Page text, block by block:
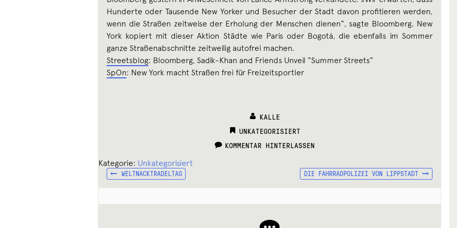
Hunderte oder Tausende New Yorker und Besucher der Stadt davon profitieren werden,
wenn die Straßen zeitweise der Erholung der Menschen dienen“, sagte Bloomberg. New
York kopiert mit dieser Aktion Städte wie Paris oder Bogotá, die ebenfalls im Sommer
ganze Straßenabschnitte zeitweilig autofrei machen.
Streetsblog: Bloomberg, Sadik-Khan and Friends Unveil “Summer Streets”
SpOn: New York macht Straßen frei für Freizeitsportler
KALLE
CATEGORIES:
UNKATEGORISIERT
KOMMENTAR HINTERLASSEN
Kategorie: Unkategorisiert
Beitragsnavigation
VORHERIGER
BEITRAG:
WELTNACKTRADELTAG NÄCHSTER
BEITRAG:
DIE FAHRRADPOLIZEI VON LIPPSTADT